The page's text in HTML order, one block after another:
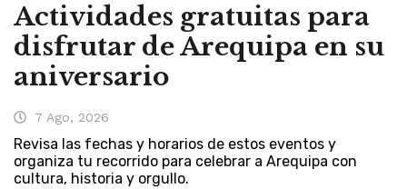
Actividades gratuitas para
disfrutar de Arequipa en su
aniversario
7 Ago, 2026
Revisa las fechas y horarios de estos eventos y
organiza tu recorrido para celebrar a Arequipa con
cultura, historia y orgullo.